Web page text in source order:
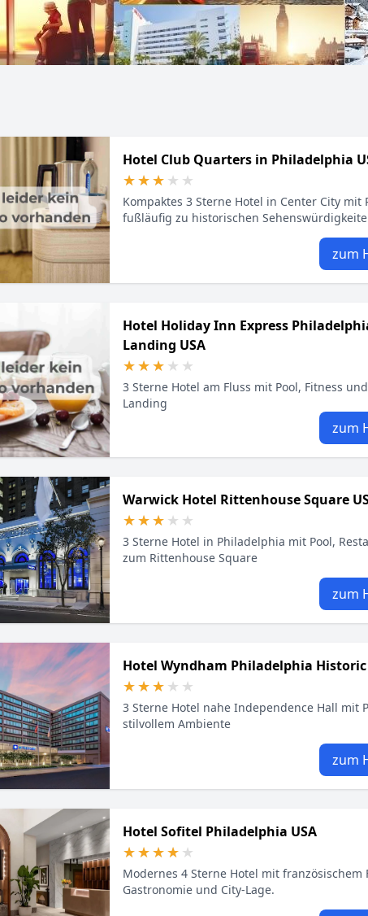
Hotel Club Quarters in Philadelphia
★★★★★
★★★★★
Kompaktes 3 Sterne Hotel in Center City mit
fußläufig zu historischen
zum
Hotel Holiday Inn Express
Landing USA
★★★★★
★★★★★
3 Sterne Hotel am Fluss mit Pool, Fitness
Landing
zum
Warwick Hotel Rittenhouse Square
★★★★★
★★★★★
3 Sterne Hotel in Philadelphia mit Pool,
zum Rittenhouse Square
zum
Hotel Wyndham Philadelphia
★★★★★
★★★★★
3 Sterne Hotel nahe Independence Hall mit
stilvollem Ambiente
zum
Hotel Sofitel Philadelphia USA
★★★★★
★★★★★
Modernes 4 Sterne Hotel mit französischem
Gastronomie und City-Lage.